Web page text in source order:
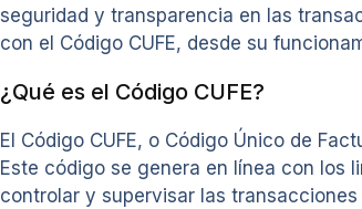
seguridad y transparencia en las
con el Código CUFE, desde su
¿Qué es el Código CUFE?
El Código CUFE, o Código Único de
Este código se genera en línea con los
controlar y supervisar las